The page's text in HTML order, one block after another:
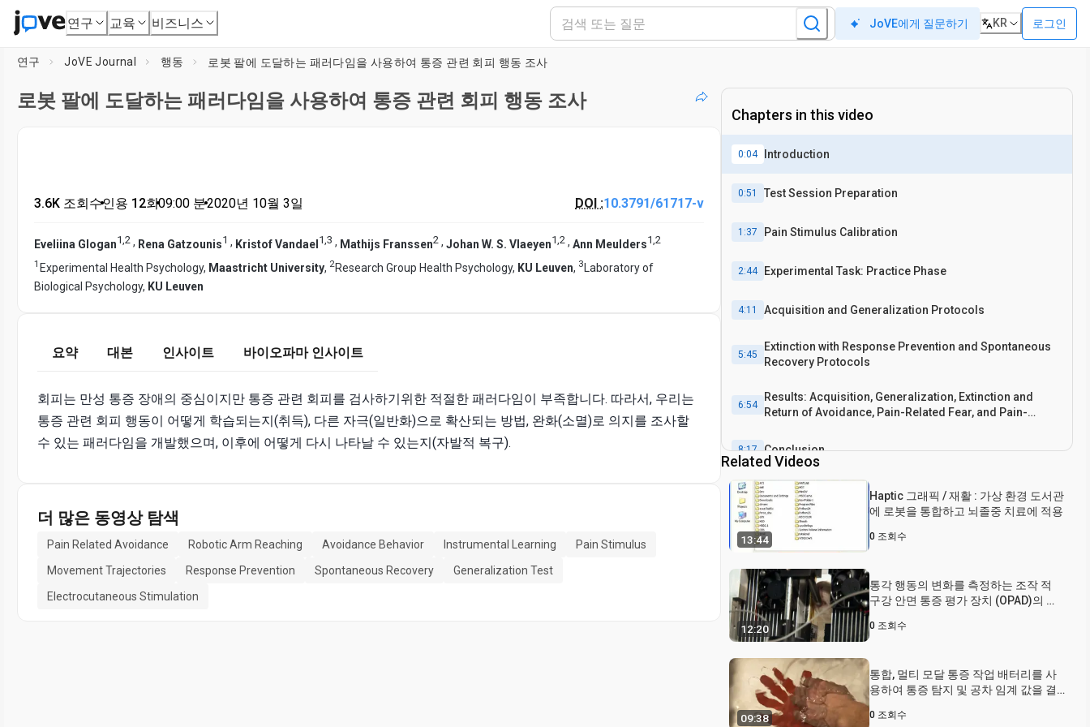
연구 교육 비즈니스 JoVE에게 질문하기 KR 로그인
연구 JoVE Journal 행동 로봇 팔에 도달하는 패러다임을 사용하여 통증 관련 회피 행동 조사
로봇 팔에 도달하는 패러다임을 사용하여 통증 관련 회피 행동 조사
3.6K 조회수•인용 12회•09:00 분•2020년 10월 3일 DOI :10.3791/61717-v
Eveliina Glogan1,2 , Rena Gatzounis1 , Kristof Vandael 1,3 , Mathijs Franssen2 , Johan W. S. Vlaeyen1,2 , Ann Meulders1,2
1 Experimental Health Psychology, Maastricht University, 2Research Group Health Psychology, KU Leuven, 3 Laboratory of
Biological Psychology, KU Leuven
요약 대본 인사이트 바이오파마 인사이트
회피는 만성 통증 장애의 중심이지만 통증 관련 회피를 검사하기위한 적절한 패러다임이 부족합니다. 따라서, 우리는
통증 관련 회피 행동이 어떻게 학습되는지(취득), 다른 자극(일반화)으로 확산되는 방법, 완화(소멸)로 의지를 조사할
수 있는 패러다임을 개발했으며, 이후에 어떻게 다시 나타날 수 있는지(자발적 복구).
더 많은 동영상 탐색
Pain Related Avoidance Robotic Arm Reaching Avoidance Behavior Instrumental Learning
Pain Stimulus
Movement Trajectories
Response Prevention Spontaneous Recovery
Generalization Test
Electrocutaneous Stimulation
Chapters in this video
0:04 Introduction
0:51 Test Session Preparation
1:37 Pain Stimulus Calibration
2:44 Experimental Task: Practice Phase
4:11 Acquisition and Generalization Protocols
5:45
Extinction with Response Prevention and Spontaneous
Recovery Protocols
6:54
Results: Acquisition, Generalization, Extinction and
Return of Avoidance, Pain-Related Fear, and Pain-
8:17 Conclusion
Related Videos
13:44
Haptic 그래픽 / 재활 : 가상 환경 도서관
에 로봇을 통합하고 뇌졸중 치료에 적용
0 조회수
12:20
통각 행동의 변화를 측정하는 조작 적
구강 안면 통증 평가 장치 (OPAD)의 사
0 조회수
09:38
통합, 멀티 모달 통증 작업 배터리를 사
용하여 통증 탐지 및 공차 임계 값을 결
0 조회수